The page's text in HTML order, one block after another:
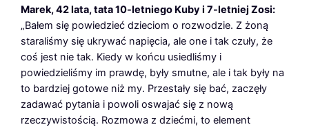
Marek, 42 lata, tata 10-letniego Kuby i 7-letniej Zosi:
„Bałem się powiedzieć dzieciom o rozwodzie. Z żoną
staraliśmy się ukrywać napięcia, ale one i tak czuły, że
coś jest nie tak. Kiedy w końcu usiedliśmy i
powiedzieliśmy im prawdę, były smutne, ale i tak były na
to bardziej gotowe niż my. Przestały się bać, zaczęły
zadawać pytania i powoli oswajać się z nową
rzeczywistością. Rozmowa z dziećmi, to element